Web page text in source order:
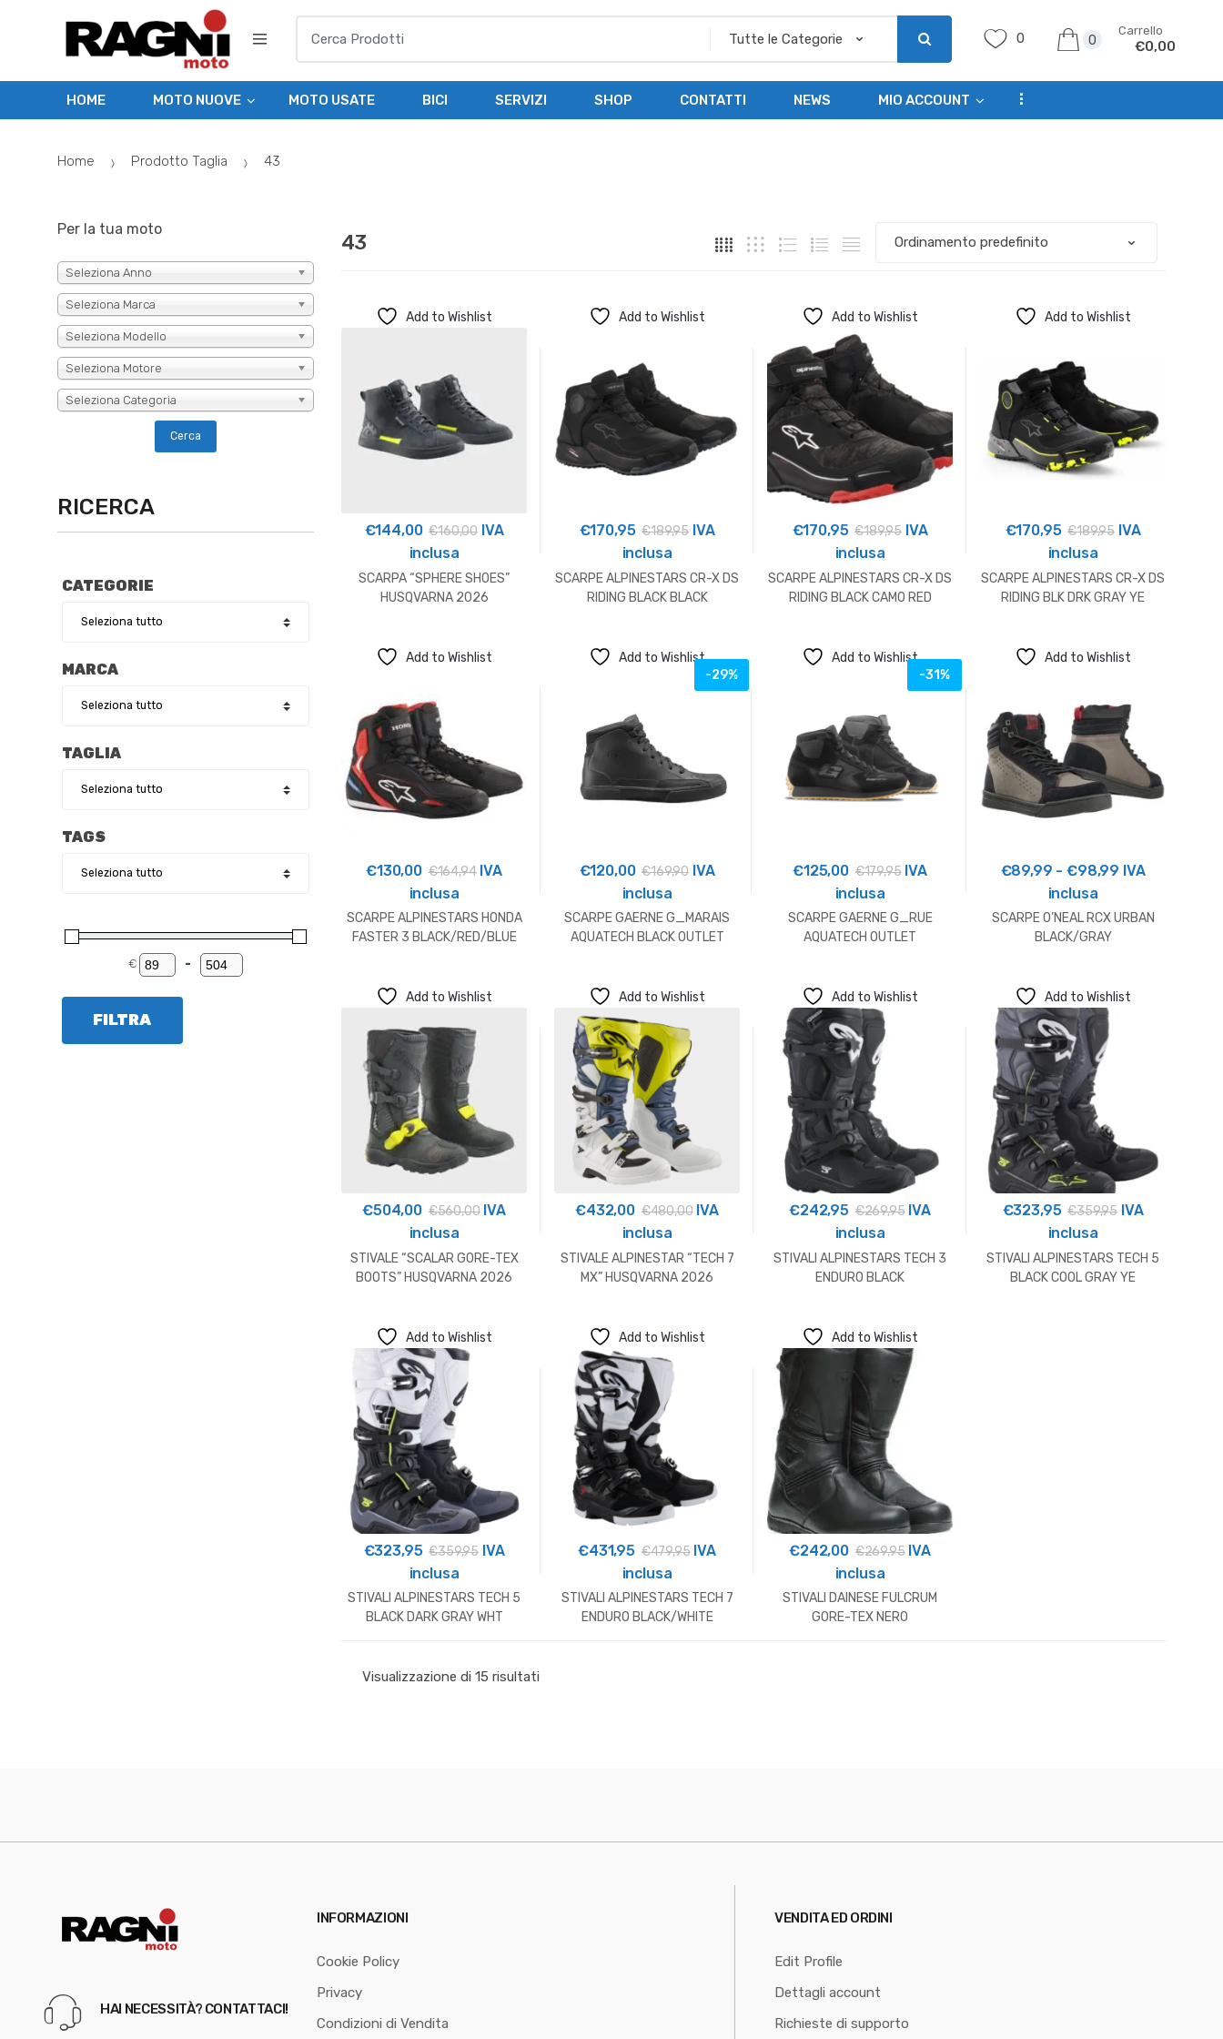
navigation
for:
0 0
Carrello
€0,00
HOME MOTO NUOVE MOTO USATE BICI SERVIZI SHOP CONTATTI NEWS MIO ACCOUNT ...
Home Prodotto Taglia 43
43
Add to Wishlist
€144,00 €160,00 IVA
inclusa
SCARPA “SPHERE SHOES”
HUSQVARNA 2026
Add to Wishlist
€170,95 €189,95 IVA
inclusa
SCARPE ALPINESTARS CR-X DS
RIDING BLACK BLACK
Add to Wishlist
€170,95 €189,95 IVA
inclusa
SCARPE ALPINESTARS CR-X DS
RIDING BLACK CAMO RED
Add to Wishlist
€170,95 €189,95 IVA
inclusa
SCARPE ALPINESTARS CR-X DS
RIDING BLK DRK GRAY YE
Add to Wishlist
€130,00 €164,94IVA
inclusa
SCARPE ALPINESTARS HONDA
FASTER 3 BLACK/RED/BLUE
Add to Wishlist
-29%
€120,00 €169,90 IVA
inclusa
SCARPE GAERNE G_MARAIS
AQUATECH BLACK OUTLET
Add to Wishlist
-31%
€125,00 €179,95IVA
inclusa
SCARPE GAERNE G_RUE
AQUATECH OUTLET
Add to Wishlist
€89,99 - €98,99 Fascia
prezzo:
€98,99
IVA
inclusa
SCARPE O’NEAL RCX URBAN
BLACK/GRAY
Add to Wishlist
€504,00 €560,00IVA
inclusa
STIVALE “SCALAR GORE-TEX
BOOTS” HUSQVARNA 2026
Add to Wishlist
€432,00 €480,00IVA
inclusa
STIVALE ALPINESTAR “TECH 7
MX” HUSQVARNA 2026
Add to Wishlist
€242,95 €269,95IVA
inclusa
STIVALI ALPINESTARS TECH 3
ENDURO BLACK
Add to Wishlist
€323,95 €359,95 IVA
inclusa
STIVALI ALPINESTARS TECH 5
BLACK COOL GRAY YE
Add to Wishlist
€323,95 €359,95 IVA
inclusa
STIVALI ALPINESTARS TECH 5
BLACK DARK GRAY WHT
Add to Wishlist
€431,95 €479,95IVA
inclusa
STIVALI ALPINESTARS TECH 7
ENDURO BLACK/WHITE
Add to Wishlist
€242,00 €269,95IVA
inclusa
STIVALI DAINESE FULCRUM
GORE-TEX NERO
Visualizzazione di 15 risultati
Per la tua moto
Seleziona Anno
Seleziona Marca
Seleziona Modello
Seleziona Motore
Seleziona Categoria
RICERCA
CATEGORIE
MARCA
TAGLIA
TAGS
€
Minimum Price
-
Maximum Price
FILTRA
HAI NECESSITÀ? CONTATTACI!
INFORMAZIONI
Cookie Policy
Privacy
Condizioni di Vendita
VENDITA ED ORDINI
Edit Profile
Dettagli account
Richieste di supporto